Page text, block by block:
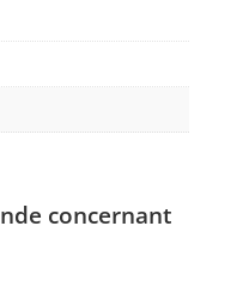
concernant